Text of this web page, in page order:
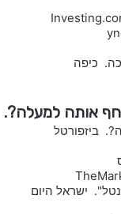
ישראל היום